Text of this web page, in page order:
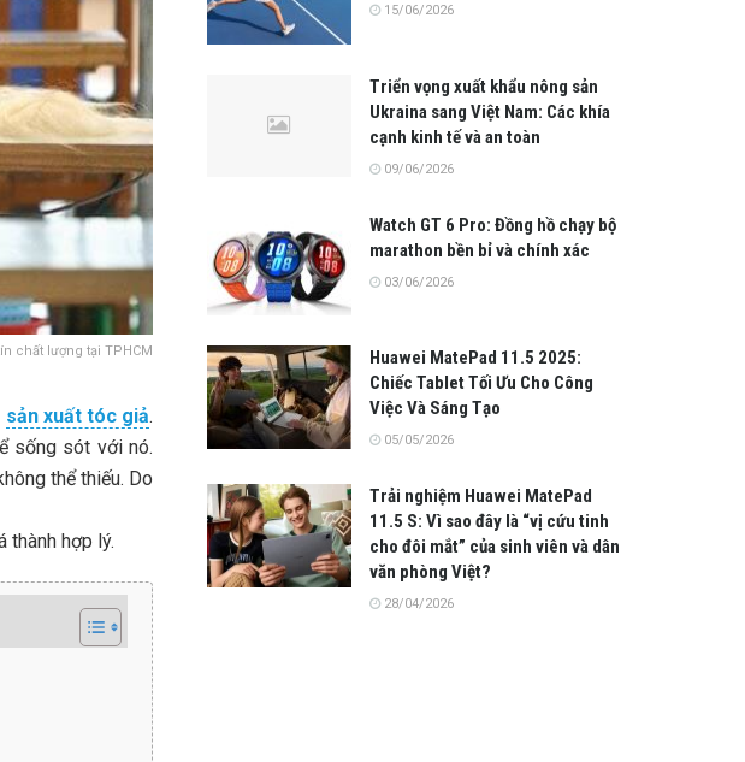
chất lượng tại TPHCM
sản xuất tóc giả.
sống sót với nó.
thể thiếu. Do
thành hợp lý.
15/06/2026
Triển vọng xuất khẩu nông sản
Ukraina sang Việt Nam: Các khía
cạnh kinh tế và an toàn
09/06/2026
Watch GT 6 Pro: Đồng hồ chạy bộ
marathon bền bỉ và chính xác
03/06/2026
Huawei MatePad 11.5 2025:
Chiếc Tablet Tối Ưu Cho Công
Việc Và Sáng Tạo
05/05/2026
Trải nghiệm Huawei MatePad
11.5 S: Vì sao đây là “vị cứu tinh
cho đôi mắt” của sinh viên và dân
văn phòng Việt?
28/04/2026